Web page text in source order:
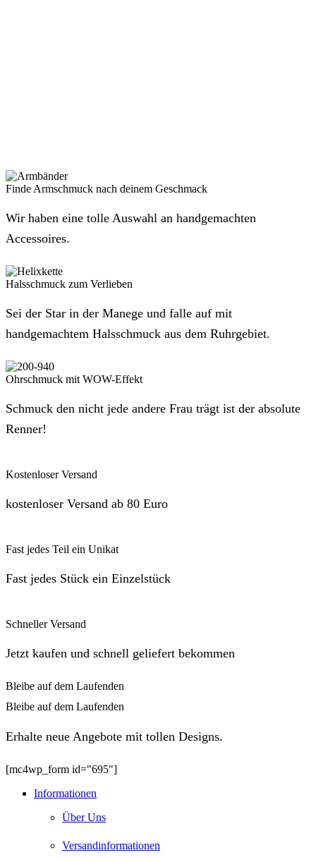
Finde Armschmuck nach deinem Geschmack
Wir haben eine tolle Auswahl an handgemachten
Accessoires.
Halsschmuck zum Verlieben
Sei der Star in der Manege und falle auf mit
handgemachtem Halsschmuck aus dem Ruhrgebiet.
Ohrschmuck mit WOW-Effekt
Schmuck den nicht jede andere Frau trägt ist der absolute
Renner!
Kostenloser Versand
kostenloser Versand ab 80 Euro
Fast jedes Teil ein Unikat
Fast jedes Stück ein Einzelstück
Schneller Versand
Jetzt kaufen und schnell geliefert bekommen
Bleibe auf dem Laufenden
Bleibe auf dem Laufenden
Erhalte neue Angebote mit tollen Designs.
[mc4wp_form id="695"]
Informationen
Über Uns
Versandinformationen